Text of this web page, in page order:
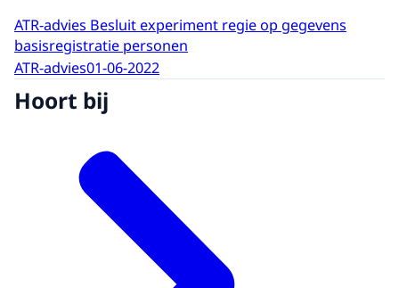
ATR-advies Besluit experiment regie op gegevens
basisregistratie personen
ATR-advies01-06-2022
Hoort bij